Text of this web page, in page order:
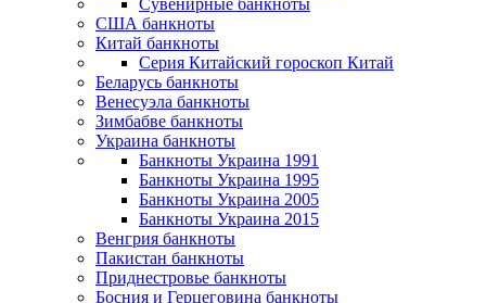
Сувенирные банкноты
США банкноты
Китай банкноты
Серия Китайский гороскоп Китай
Беларусь банкноты
Венесуэла банкноты
Зимбабве банкноты
Украина банкноты
Банкноты Украина 1991
Банкноты Украина 1995
Банкноты Украина 2005
Банкноты Украина 2015
Венгрия банкноты
Пакистан банкноты
Приднестровье банкноты
Босния и Герцеговина банкноты